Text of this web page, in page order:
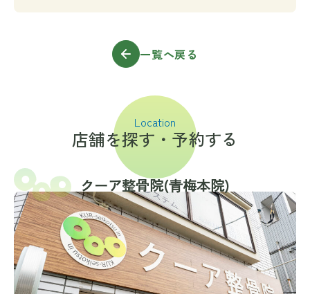
一覧へ戻る
Location
店舗を探す・予約する
クーア整骨院(⻘梅本院)